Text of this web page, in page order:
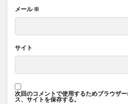
メール※
サイト
次回のコメントで使用するためブラウザ
ス、サイトを保存する。